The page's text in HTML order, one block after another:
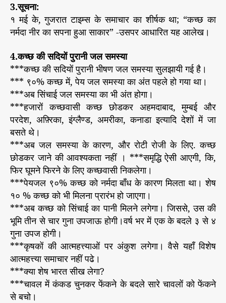
3.सूचना:
१ मई के, गुजरात टाइम्स के समाचार का शीर्षक था; “कच्छ का
नर्मदा नीर का सपना हुआ साकार” -उसपर आधारित यह आलेख।
4.कच्छ की सदियों पुरानी जल समस्या
***कच्छ की सदियों पुरानी भीषण जल समस्या सुलझायी गई है।
*** ९०% कच्छ में, पेय जल समस्या का अंत पहले हो गया था।
***अब सिंचाई जल समस्या का भी अंत होगा।
***हजारों कच्छवासी कच्छ छोडकर अहमदाबाद, मुम्बई और
परदेश, अफ़्रिका, इंग्लैण्ड, अमरीका, कनाडा इत्यादि देशों में जा
बसते थे।
***अब जल समस्या के कारण, और रोटी रोजी के लिए. कच्छ
छोडकर जाने की आवश्यकता नहीं । ***समृद्धि ऐसी आएगी, कि,
फिर घूमने फिरने के लिए कच्छवासी निकलेगा।
***पेयजल ९०% कच्छ को नर्मदा बाँध के कारण मिलता था। शेष
१० % कच्छ को भी मिलना प्रारंभ हो जाएगा।
***अब कच्छ को सिंचाई का पानी मिलने लगेगा। जिससे, उस की
भूमि तीन से चार गुना उपजाऊ होगी।वर्ष भर में एक के बदले ३ से ४
गुना उपज होगी।
***कृषकों की आत्महत्त्याओं पर अंकुश लगेगा। वैसे यहाँ विशेष
आत्महत्त्या समाचार नहीं पढे।
***क्या शेष भारत सीख लेगा?
***चावल में कंकड चुनकर फेंकने के बदले सारे चावलों को फेंकने
से बचो।